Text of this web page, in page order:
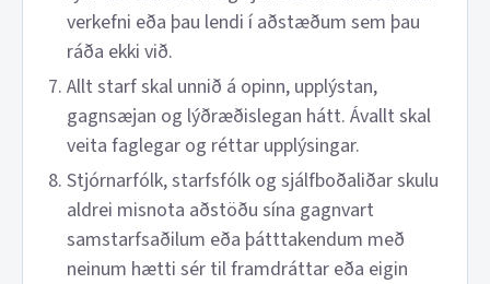
verkefni eða þau lendi í aðstæðum sem þau
ráða ekki við.
Allt starf skal unnið á opinn, upplýstan,
gagnsæjan og lýðræðislegan hátt. Ávallt skal
veita faglegar og réttar upplýsingar.
Stjórnarfólk, starfsfólk og sjálfboðaliðar skulu
aldrei misnota aðstöðu sína gagnvart
samstarfsaðilum eða þátttakendum með
neinum hætti sér til framdráttar eða eigin